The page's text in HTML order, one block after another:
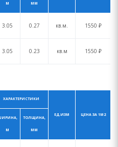
М ММ
3.05 0.27 кв.м. 1550 ₽
3.05 0.23 кв.м 1550 ₽
ХАРАКТЕРИСТИКИ
ЕД.ИЗМ ЦЕНА ЗА 1М2
М
ТОЛЩИНА,
ММ